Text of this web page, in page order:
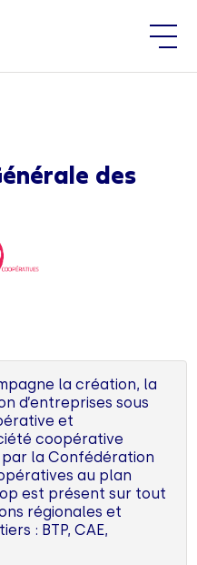
des
la création, la
d’entreprises sous
et
coopérative
la Confédération
au plan
est présent sur tout
régionales et
: BTP, CAE,